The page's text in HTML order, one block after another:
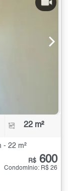
22 m²
- 22 m²
R$ 600
Condomínio: R$ 26